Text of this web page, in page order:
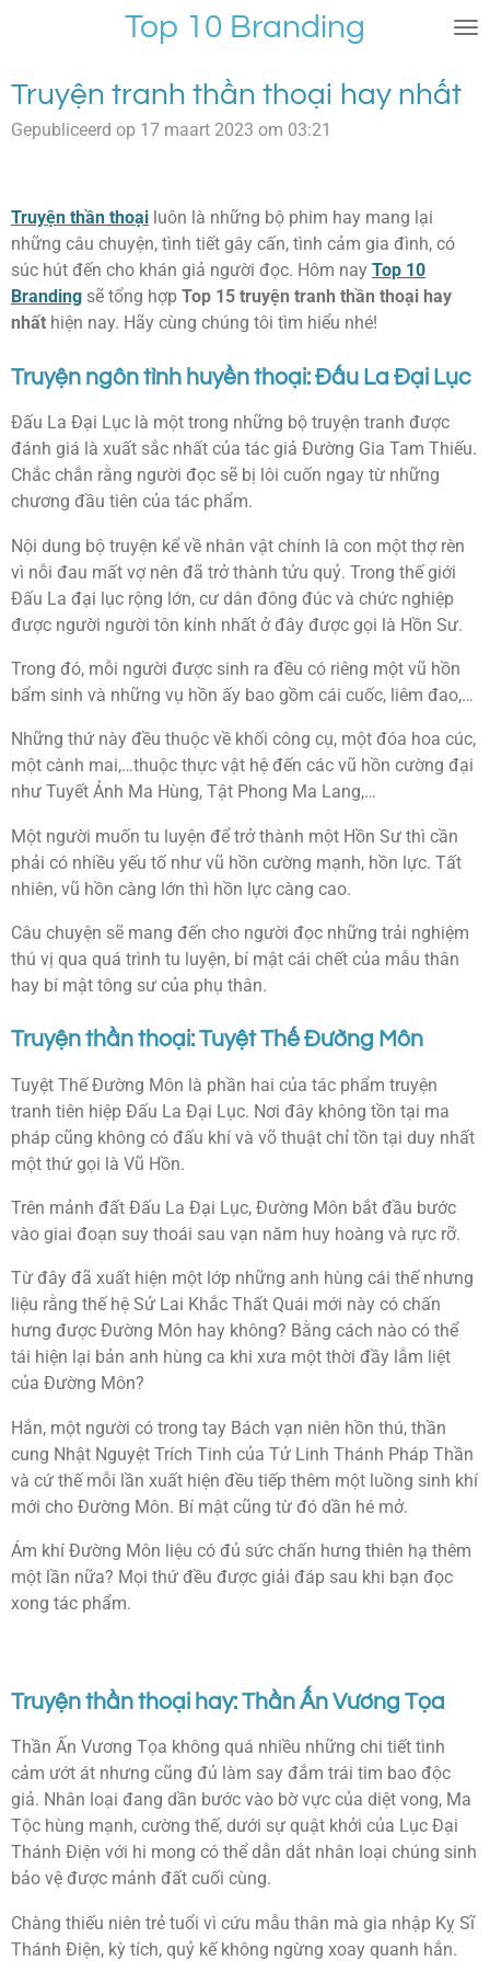
de
hoofdinhoud
Top 10 Branding
Truyện tranh thần thoại hay nhất
Gepubliceerd op 17 maart 2023 om 03:21
Truyện thần thoại luôn là những bộ phim hay mang lại
những câu chuyện, tình tiết gây cấn, tình cảm gia đình, có
súc hút đến cho khán giả người đọc. Hôm nay Top 10
Branding sẽ tổng hợp Top 15 truyện tranh thần thoại hay
nhất hiện nay. Hãy cùng chúng tôi tìm hiểu nhé!
Truyện ngôn tình huyền thoại: Đấu La Đại Lục
Đấu La Đại Lục là một trong những bộ truyện tranh được
đánh giá là xuất sắc nhất của tác giả Đường Gia Tam Thiếu.
Chắc chắn rằng người đọc sẽ bị lôi cuốn ngay từ những
chương đầu tiên của tác phẩm.
Nội dung bộ truyện kể về nhân vật chính là con một thợ rèn
vì nỗi đau mất vợ nên đã trở thành tửu quỷ. Trong thế giới
Đấu La đại lục rộng lớn, cư dân đông đúc và chức nghiệp
được người người tôn kính nhất ở đây được gọi là Hồn Sư.
Trong đó, mỗi người được sinh ra đều có riêng một vũ hồn
bẩm sinh và những vụ hồn ấy bao gồm cái cuốc, liêm đao,…
Những thứ này đều thuộc về khối công cụ, một đóa hoa cúc,
một cành mai,…thuộc thực vật hệ đến các vũ hồn cường đại
như Tuyết Ảnh Ma Hùng, Tật Phong Ma Lang,…
Một người muốn tu luyện để trở thành một Hồn Sư thì cần
phải có nhiều yếu tố như vũ hồn cường mạnh, hồn lực. Tất
nhiên, vũ hồn càng lớn thì hồn lực càng cao.
Câu chuyện sẽ mang đến cho người đọc những trải nghiệm
thú vị qua quá trình tu luyện, bí mật cái chết của mẫu thân
hay bí mật tông sư của phụ thân.
Truyện thần thoại: Tuyệt Thế Đường Môn
Tuyệt Thế Đường Môn là phần hai của tác phẩm truyện
tranh tiên hiệp Đấu La Đại Lục. Nơi đây không tồn tại ma
pháp cũng không có đấu khí và võ thuật chỉ tồn tại duy nhất
một thứ gọi là Vũ Hồn.
Trên mảnh đất Đấu La Đại Lục, Đường Môn bắt đầu bước
vào giai đoạn suy thoái sau vạn năm huy hoàng và rực rỡ.
Từ đây đã xuất hiện một lớp những anh hùng cái thế nhưng
liệu rằng thế hệ Sử Lai Khắc Thất Quái mới này có chấn
hưng được Đường Môn hay không? Bằng cách nào có thể
tái hiện lại bản anh hùng ca khi xưa một thời đầy lẫm liệt
của Đường Môn?
Hắn, một người có trong tay Bách vạn niên hồn thú, thần
cung Nhật Nguyệt Trích Tinh của Tử Linh Thánh Pháp Thần
và cứ thế mỗi lần xuất hiện đều tiếp thêm một luồng sinh khí
mới cho Đường Môn. Bí mật cũng từ đó dần hé mở.
Ám khí Đường Môn liệu có đủ sức chấn hưng thiên hạ thêm
một lần nữa? Mọi thứ đều được giải đáp sau khi bạn đọc
xong tác phẩm.
Truyện thần thoại hay: Thần Ấn Vương Tọa
Thần Ấn Vương Tọa không quá nhiều những chi tiết tình
cảm ướt át nhưng cũng đủ làm say đắm trái tim bao độc
giả. Nhân loại đang dần bước vào bờ vực của diệt vong, Ma
Tộc hùng mạnh, cường thế, dưới sự quật khởi của Lục Đại
Thánh Điện với hi mong có thể dẫn dắt nhân loại chúng sinh
bảo vệ được mảnh đất cuối cùng.
Chàng thiếu niên trẻ tuổi vì cứu mẫu thân mà gia nhập Kỵ Sĩ
Thánh Điện, kỳ tích, quỷ kế không ngừng xoay quanh hắn.